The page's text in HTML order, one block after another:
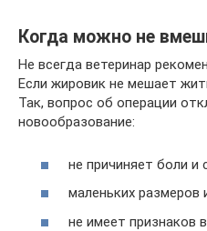
Когда можно не
Не всегда ветеринар
Если жировик не мешает
Так, вопрос об операции
новообразование:
не причиняет боли и
маленьких размеров
не имеет признаков